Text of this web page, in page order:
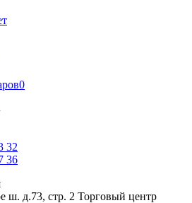
0
32
36
ш. д.73, стр. 2 Торговый центр